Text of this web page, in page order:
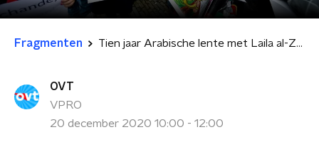
Fragmenten Tien jaar Arabische lente met Laila al-Zwaini
OVT
VPRO
20 december 2020 10:00 - 12:00